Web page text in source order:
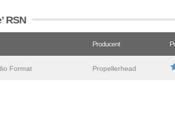
RSN
Producent
Format Propellerhead